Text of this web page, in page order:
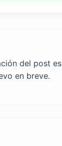
del post
en breve.